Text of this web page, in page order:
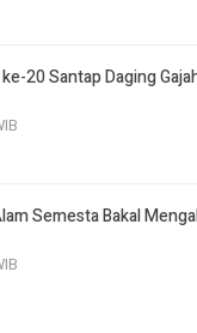
20 Santap Daging
Semesta Bakal